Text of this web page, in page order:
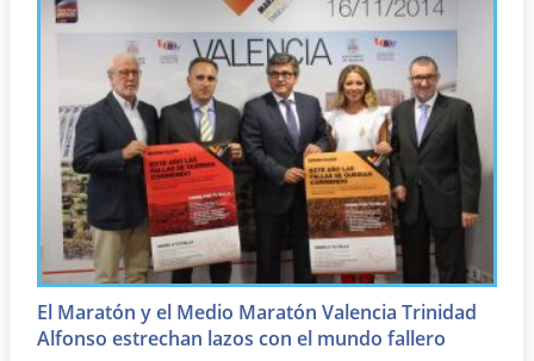
El Maratón y el Medio Maratón Valencia Trinidad
Alfonso estrechan lazos con el mundo fallero